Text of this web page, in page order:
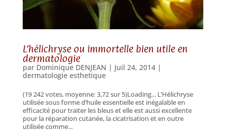
L’hélichryse ou immortelle bien utile en
dermatologie
par Dominique DENJEAN | Juil 24, 2014|
dermatologie esthetique
(19 242 votes, moyenne: 3,72 sur 5)Loading... L’Hélichryse
utilisée sous forme d’huile essentielle est inégalable en
efficacité pour traiter les bleus et elle est aussi excellente
pour la réparation cutanée, la cicatrisation et en outre
utilisée comme...